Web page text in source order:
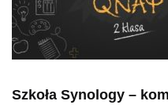
Szkoła Synology –